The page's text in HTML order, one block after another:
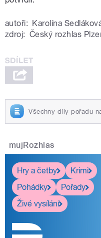
autoři: Karolína
zdroj: Český rozhlas
Všechny díly pořadu
mujRozhlas
Hry a četby
Krimi
Pohádky
Pořady
Živé vysílání